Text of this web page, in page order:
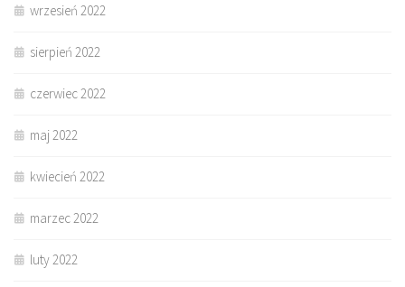
wrzesień 2022
sierpień 2022
czerwiec 2022
maj 2022
kwiecień 2022
marzec 2022
luty 2022